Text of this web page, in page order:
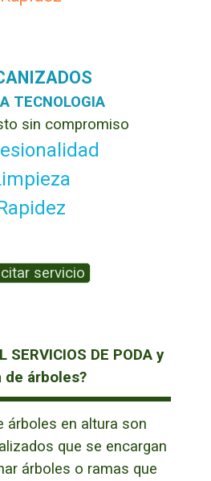
TECNOLOGIA
sin compromiso
servicio
SERVICIOS DE PODA y
de árboles?
árboles en altura son
que se encargan
árboles o ramas que